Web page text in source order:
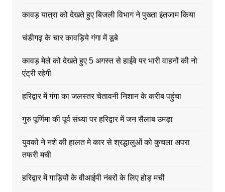
कावड़ यात्रा को देखते हुए बिजली विभाग ने पुख्ता इंतजाम किया
चंडीगढ़ के चार कावड़िये गंगा में डूबे
कावड़ मेले को देखते हुए 5 अगस्त से हाईवे पर भारी वाहनों की नो
एंट्री रहेगी
हरिद्वार में गंगा का जलस्तर चेतावनी निशान के करीब पहुंचा
गुरु पूर्णिमा की पूर्व संध्या पर हरिद्वार में जन सैलाब उमड़ा
युवको ने नशे की हालत मे कार से श्रद्धालुओं को कुचला अपरा
तफरी मची
हरिद्वार में गाड़ियों के वीआईपी नंबरों के लिए होड़ मची